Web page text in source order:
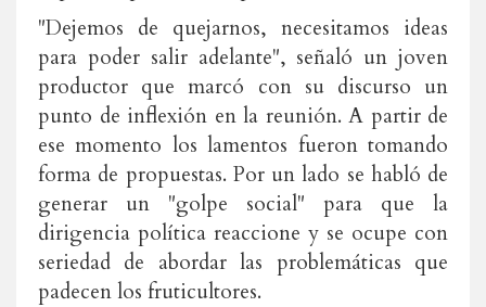
"Dejemos de quejarnos, necesitamos ideas
para poder salir adelante", señaló un joven
productor que marcó con su discurso un
punto de inflexión en la reunión. A partir de
ese momento los lamentos fueron tomando
forma de propuestas. Por un lado se habló de
generar un "golpe social" para que la
dirigencia política reaccione y se ocupe con
seriedad de abordar las problemáticas que
padecen los fruticultores.